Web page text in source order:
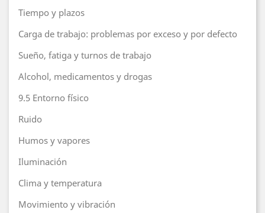
Tiempo y plazos
Carga de trabajo: problemas por exceso y por defecto
Sueño, fatiga y turnos de trabajo
Alcohol, medicamentos y drogas
9.5 Entorno físico
Ruido
Humos y vapores
Iluminación
Clima y temperatura
Movimiento y vibración